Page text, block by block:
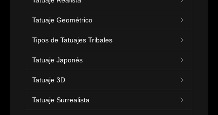
Tatuaje Geométrico
Tipos de Tatuajes Tribales
Tatuaje Japonés
Tatuaje 3D
Tatuaje Surrealista